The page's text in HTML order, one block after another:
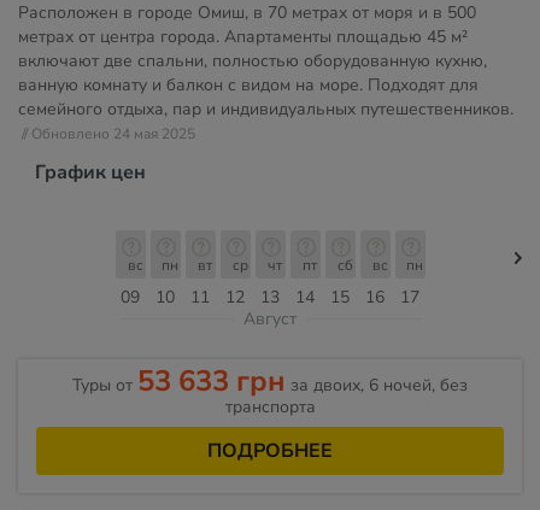
Расположен в городе Омиш, в 70 метрах от моря и в 500
метрах от центра города. Апартаменты площадью 45 м²
включают две спальни, полностью оборудованную кухню,
ванную комнату и балкон с видом на море. Подходят для
семейного отдыха, пар и индивидуальных путешественников.
// Обновлено 24 мая 2025
График цен
09
вс
10
пн
11
вт
12
ср
13
чт
14
пт
15
сб
16
вс
17
пн
Август
Туры от 53 633 грн за двоих, 6 ночей, без
транспорта
ПОДРОБНЕЕ